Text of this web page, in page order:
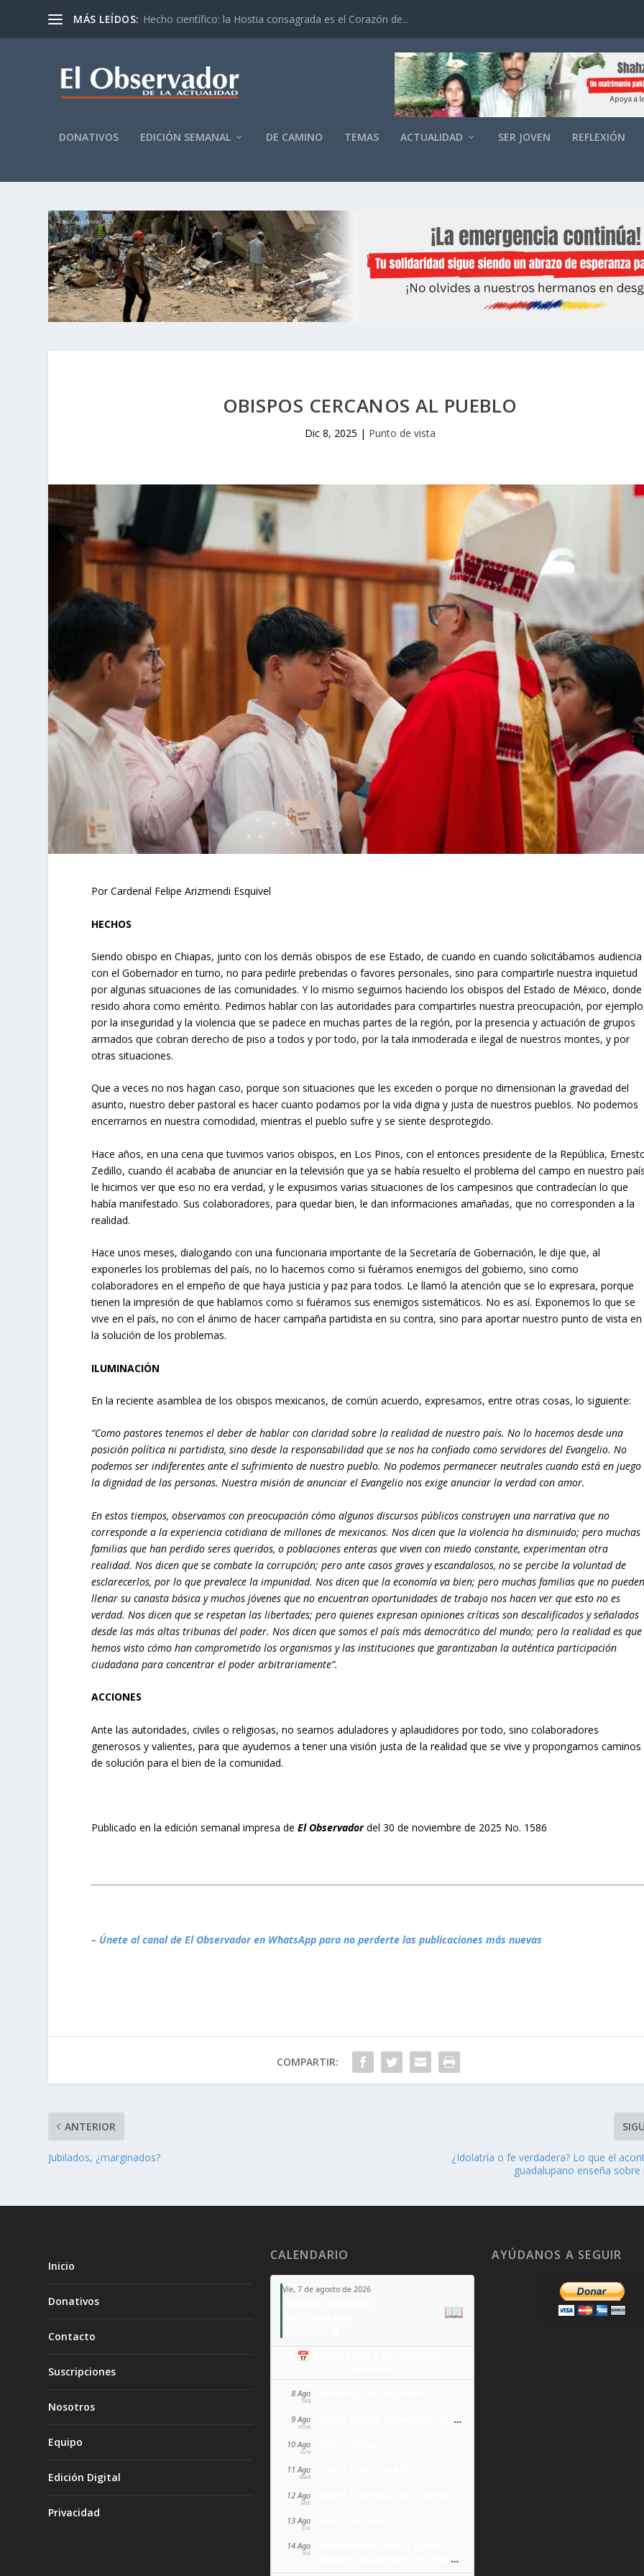
MÁS LEÍDOS: Hecho científico: la Hostia consagrada es el Corazón de...
DONATIVOS EDICIÓN SEMANAL DE CAMINO TEMAS ACTUALIDAD SER JOVEN REFLEXIÓN
OBISPOS CERCANOS AL PUEBLO
Dic 8, 2025 | Punto de vista
Por Cardenal Felipe Arizmendi Esquivel
HECHOS
Siendo obispo en Chiapas, junto con los demás obispos de ese Estado, de cuando en cuando solicitábamos audiencia
con el Gobernador en turno, no para pedirle prebendas o favores personales, sino para compartirle nuestra inquietud
por algunas situaciones de las comunidades. Y lo mismo seguimos haciendo los obispos del Estado de México, donde
resido ahora como emérito. Pedimos hablar con las autoridades para compartirles nuestra preocupación, por
por la inseguridad y la violencia que se padece en muchas partes de la región, por la presencia y actuación de grupos
armados que cobran derecho de piso a todos y por todo, por la tala inmoderada e ilegal de nuestros montes, y por
otras situaciones.
Que a veces no nos hagan caso, porque son situaciones que les exceden o porque no dimensionan la gravedad del
asunto, nuestro deber pastoral es hacer cuanto podamos por la vida digna y justa de nuestros pueblos. No podemos
encerrarnos en nuestra comodidad, mientras el pueblo sufre y se siente desprotegido.
Hace años, en una cena que tuvimos varios obispos, en Los Pinos, con el entonces presidente de la República,
Zedillo, cuando él acababa de anunciar en la televisión que ya se había resuelto el problema del campo en nuestro
le hicimos ver que eso no era verdad, y le expusimos varias situaciones de los campesinos que contradecían lo que
había manifestado. Sus colaboradores, para quedar bien, le dan informaciones amañadas, que no corresponden a la
realidad.
Hace unos meses, dialogando con una funcionaria importante de la Secretaría de Gobernación, le dije que, al
exponerles los problemas del país, no lo hacemos como si fuéramos enemigos del gobierno, sino como
colaboradores en el empeño de que haya justicia y paz para todos. Le llamó la atención que se lo expresara, porque
tienen la impresión de que hablamos como si fuéramos sus enemigos sistemáticos. No es así. Exponemos lo que se
vive en el país, no con el ánimo de hacer campaña partidista en su contra, sino para aportar nuestro punto de vista en
la solución de los problemas.
ILUMINACIÓN
En la reciente asamblea de los obispos mexicanos, de común acuerdo, expresamos, entre otras cosas, lo siguiente:
“Como pastores tenemos el deber de hablar con claridad sobre la realidad de nuestro país. No lo hacemos desde una
posición política ni partidista, sino desde la responsabilidad que se nos ha confiado como servidores del Evangelio. No
podemos ser indiferentes ante el sufrimiento de nuestro pueblo. No podemos permanecer neutrales cuando está en juego
la dignidad de las personas. Nuestra misión de anunciar el Evangelio nos exige anunciar la verdad con amor.
En estos tiempos, observamos con preocupación cómo algunos discursos públicos construyen una narrativa que no
corresponde a la experiencia cotidiana de millones de mexicanos. Nos dicen que la violencia ha disminuido; pero muchas
familias que han perdido seres queridos, o poblaciones enteras que viven con miedo constante, experimentan otra
realidad. Nos dicen que se combate la corrupción; pero ante casos graves y escandalosos, no se percibe la voluntad de
esclarecerlos, por lo que prevalece la impunidad. Nos dicen que la economía va bien; pero muchas familias que no
llenar su canasta básica y muchos jóvenes que no encuentran oportunidades de trabajo nos hacen ver que esto no es
verdad. Nos dicen que se respetan las libertades; pero quienes expresan opiniones críticas son descalificados y señalados
desde las más altas tribunas del poder. Nos dicen que somos el país más democrático del mundo; pero la realidad es que
hemos visto cómo han comprometido los organismos y las instituciones que garantizaban la auténtica participación
ciudadana para concentrar el poder arbitrariamente”.
ACCIONES
Ante las autoridades, civiles o religiosas, no seamos aduladores y aplaudidores por todo, sino colaboradores
generosos y valientes, para que ayudemos a tener una visión justa de la realidad que se vive y propongamos caminos
de solución para el bien de la comunidad.
Publicado en la edición semanal impresa deEl Observadordel 30 de noviembre de 2025 No. 1586
– Únete al canal de El Observador en WhatsApp para no perderte las publicaciones más nuevas
COMPARTIR:
ANTERIOR
Jubilados, ¿marginados?
¿Idolatría o fe verdadera? Lo que el
guadalupano enseña
Inicio
Donativos
Contacto
Suscripciones
Nosotros
Equipo
Edición Digital
Privacidad
CALENDARIO
Vie, 7 de agosto de 2026
📖
📅 Añade todo a tu calendario
8 Ago
SÁB
9 Ago
DOM
Santa Teresa Benedicta de la Cruz
10 Ago
LUN
11 Ago
MAR
12 Ago
MIÉ
13 Ago
JUE
14 Ago
VIE Milagro eucarístico de Florencia
AYÚDANOS A SEGUIR